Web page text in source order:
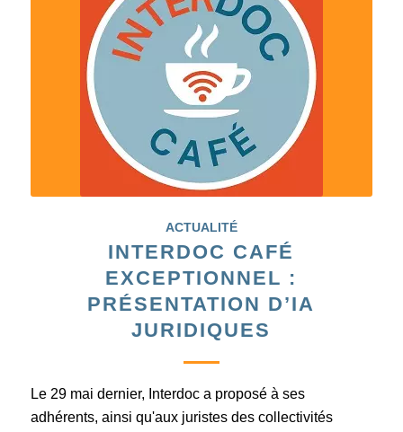
ACTUALITÉ
INTERDOC CAFÉ
EXCEPTIONNEL :
PRÉSENTATION D’IA
JURIDIQUES
Le 29 mai dernier, Interdoc a proposé à ses
adhérents, ainsi qu'aux juristes des collectivités